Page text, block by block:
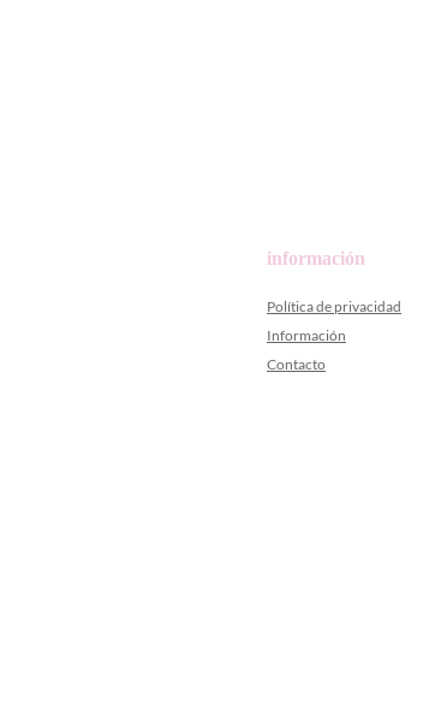
información
Política de privacidad
Información
Contacto